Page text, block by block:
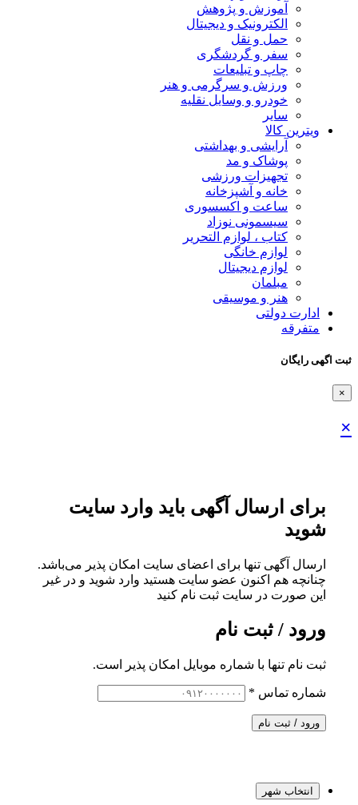
آموزش و پژوهش
الکترونیک و دیجیتال
حمل و نقل
سفر و گردشگری
چاپ و تبلیعات
ورزش و سرگرمی و هنر
خودرو و وسایل نقلیه
سایر
ویترین کالا
آرایشی و بهداشتی
پوشاک و مد
تجهیزات ورزشی
خانه و آشپزخانه
ساعت و اکسسوری
سیسمونی نوزاد
کتاب ، لوازم التحریر
لوازم خانگی
لوازم دیجیتال
مبلمان
هنر و موسیقی
ادارت دولتی
متفرقه
ثبت اگهی رایگان
×
×
برای ارسال آگهی باید وارد سایت
شوید
ارسال آگهی تنها برای اعضای سایت امکان پذیر می‌باشد.
چنانچه هم‌ اکنون عضو سایت هستید وارد شوید و در غیر
این صورت در سایت ثبت نام کنید
ورود / ثبت نام
ثبت نام تنها با شماره موبایل امکان پذیر است.
شماره تماس *
ورود / ثبت نام
انتخاب شهر